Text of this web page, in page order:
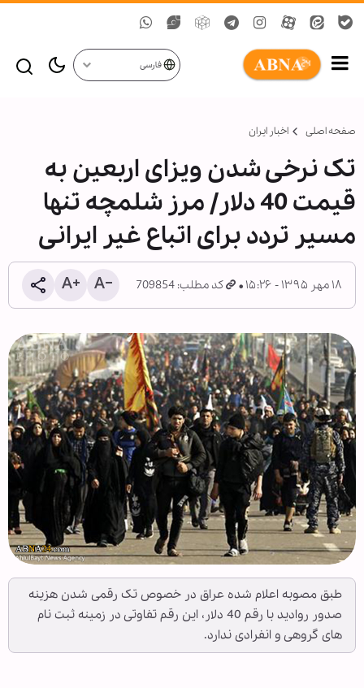
فارسی
صفحه اصلی اخبار ایران
تک نرخی شدن ویزای اربعین به
قیمت 40 دلار/ مرز شلمچه تنها
مسیر تردد برای اتباع غیر ایرانی
۱۸ مهر ۱۳۹۵ - ۱۵:۲۶ کد مطلب: 709854
طبق مصوبه اعلام شده عراق در خصوص تک رقمی شدن هزینه
صدور روادید با رقم 40 دلار، این رقم تفاوتی در زمینه ثبت نام
های گروهی و انفرادی ندارد.